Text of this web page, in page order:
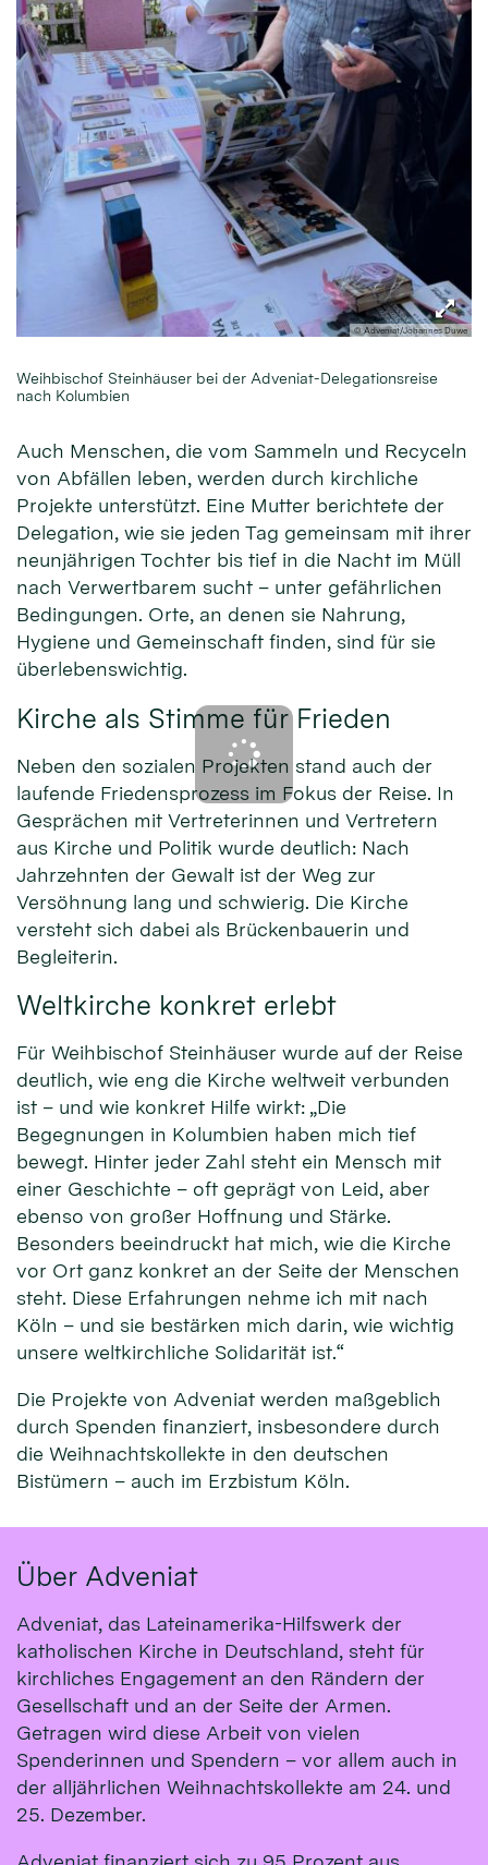
© Adveniat/Johannes Duwe
Weihbischof Steinhäuser bei der Adveniat-Delegationsreise
nach Kolumbien
Auch Menschen, die vom Sammeln und Recyceln
von Abfällen leben, werden durch kirchliche
Projekte unterstützt. Eine Mutter berichtete der
Delegation, wie sie jeden Tag gemeinsam mit ihrer
neunjährigen Tochter bis tief in die Nacht im Müll
nach Verwertbarem sucht – unter gefährlichen
Bedingungen. Orte, an denen sie Nahrung,
Hygiene und Gemeinschaft finden, sind für sie
überlebenswichtig.
Kirche als Stimme für Frieden
Neben den sozialen Projekten stand auch der
laufende Friedensprozess im Fokus der Reise. In
Gesprächen mit Vertreterinnen und Vertretern
aus Kirche und Politik wurde deutlich: Nach
Jahrzehnten der Gewalt ist der Weg zur
Versöhnung lang und schwierig. Die Kirche
versteht sich dabei als Brückenbauerin und
Begleiterin.
Weltkirche konkret erlebt
Für Weihbischof Steinhäuser wurde auf der Reise
deutlich, wie eng die Kirche weltweit verbunden
ist – und wie konkret Hilfe wirkt: „Die
Begegnungen in Kolumbien haben mich tief
bewegt. Hinter jeder Zahl steht ein Mensch mit
einer Geschichte – oft geprägt von Leid, aber
ebenso von großer Hoffnung und Stärke.
Besonders beeindruckt hat mich, wie die Kirche
vor Ort ganz konkret an der Seite der Menschen
steht. Diese Erfahrungen nehme ich mit nach
Köln – und sie bestärken mich darin, wie wichtig
unsere weltkirchliche Solidarität ist.“
Die Projekte von Adveniat werden maßgeblich
durch Spenden finanziert, insbesondere durch
die Weihnachtskollekte in den deutschen
Bistümern – auch im Erzbistum Köln.
Über Adveniat
Adveniat, das Lateinamerika-Hilfswerk der
katholischen Kirche in Deutschland, steht für
kirchliches Engagement an den Rändern der
Gesellschaft und an der Seite der Armen.
Getragen wird diese Arbeit von vielen
Spenderinnen und Spendern – vor allem auch in
der alljährlichen Weihnachtskollekte am 24. und
25. Dezember.